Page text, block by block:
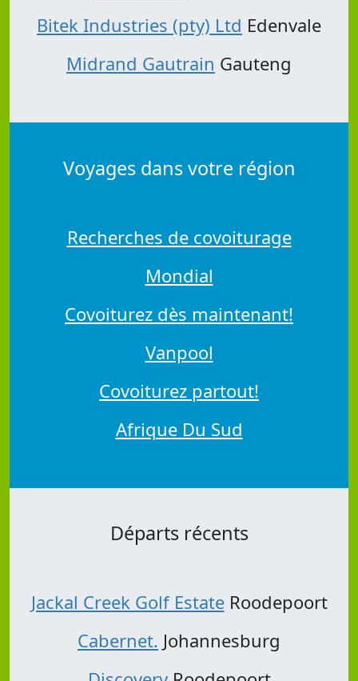
Bitek Industries (pty) Ltd Edenvale
Midrand Gautrain Gauteng
Voyages dans votre région
Recherches de covoiturage
Mondial
Covoiturez dès maintenant!
Vanpool
Covoiturez partout!
Afrique Du Sud
Départs récents
Jackal Creek Golf EstateRoodepoort
Cabernet. Johannesburg